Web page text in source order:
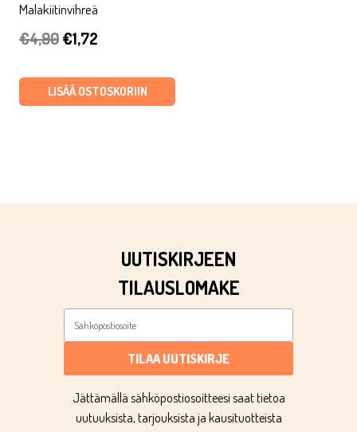
Malakiitinvihreä
€4,90Alkuperäinen
oli:
€1,72
on:
LISÄÄ OSTOSKORIIN
UUTISKIRJEEN
TILAUSLOMAKE
TILAA UUTISKIRJE
Jättämällä sähköpostiosoitteesi saat tietoa
uutuuksista, tarjouksista ja kausituotteista